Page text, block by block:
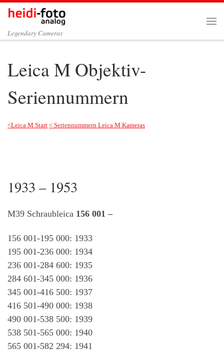
Zum Inhalt springen
Legendary Cameras
Leica M Objektiv-
Seriennummern
<Leica M Start < Seriennummern Leica M Kameras
1933 – 1953
M39 Schraubleica 156 001 –
156 001-195 000: 1933
195 001-236 000: 1934
236 001-284 600: 1935
284 601-345 000: 1936
345 001-416 500: 1937
416 501-490 000: 1938
490 001-538 500: 1939
538 501-565 000: 1940
565 001-582 294: 1941